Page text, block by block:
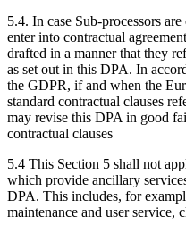
5.4. In case Sub-processors
enter into contractual
drafted in a manner that they
as set out in this DPA. In
the GDPR, if and when the
standard contractual clauses
may revise this DPA in good
contractual clauses
5.4 This Section ‎5 shall not
which provide ancillary
DPA. This includes, for
maintenance and user service,